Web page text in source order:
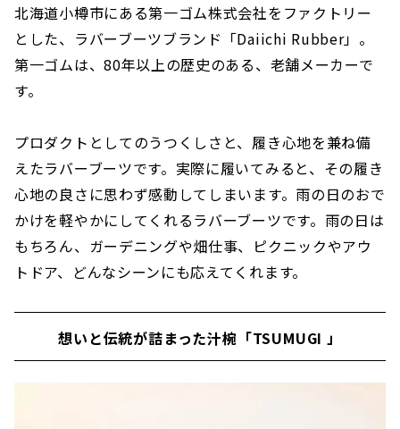
北海道小樽市にある第一ゴム株式会社をファクトリー
とした、ラバーブーツブランド「Daiichi Rubber」。
第一ゴムは、80年以上の歴史のある、老舗メーカーで
す。
プロダクトとしてのうつくしさと、履き心地を兼ね備
えたラバーブーツです。実際に履いてみると、その履き
心地の良さに思わず感動してしまいます。雨の日のおで
かけを軽やかにしてくれるラバーブーツです。雨の日は
もちろん、ガーデニングや畑仕事、ピクニックやアウ
トドア、どんなシーンにも応えてくれます。
想いと伝統が詰まった汁椀「TSUMUGI 」